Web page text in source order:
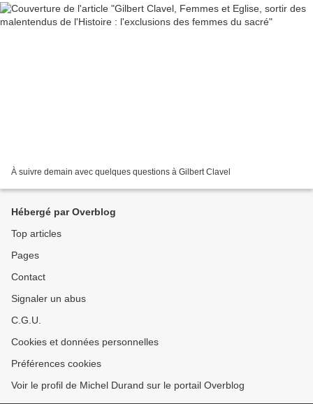
À suivre demain avec quelques questions à Gilbert Clavel
Hébergé par Overblog
Top articles
Pages
Contact
Signaler un abus
C.G.U.
Cookies et données personnelles
Préférences cookies
Voir le profil de Michel Durand sur le portail Overblog